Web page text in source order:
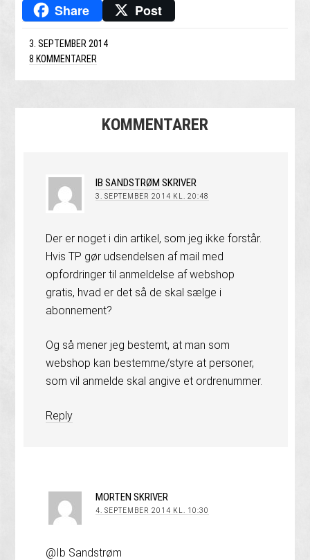
Share Post
3. SEPTEMBER 2014
8 KOMMENTARER
KOMMENTARER
IB SANDSTRØM SKRIVER
3. SEPTEMBER 2014 KL. 20:48
Der er noget i din artikel, som jeg ikke forstår.
Hvis TP gør udsendelsen af mail med
opfordringer til anmeldelse af webshop
gratis, hvad er det så de skal sælge i
abonnement?
Og så mener jeg bestemt, at man som
webshop kan bestemme/styre at personer,
som vil anmelde skal angive et ordrenummer.
Reply
MORTEN SKRIVER
4. SEPTEMBER 2014 KL. 10:30
@Ib Sandstrøm